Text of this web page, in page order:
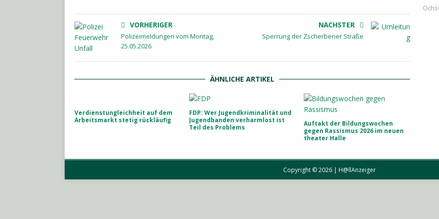
VORHERIGER
Polizeimeldungen vom Montag,
25.05.2026
NÄCHSTER
Sperrung der Zscherbener Straße
ÄHNLICHE ARTIKEL
Verdienstungleichheit auf dem
Arbeitsmarkt stetig rückläufig
FDP: Wer Jugendkriminalität und
Jugendbanden verharmlost ist
Teil des Problems
Auftakt der Bildungswochen
gegen Rassismus 2026 im neuen
theater Halle
Copyright © 2026 | H@llAnzeiger